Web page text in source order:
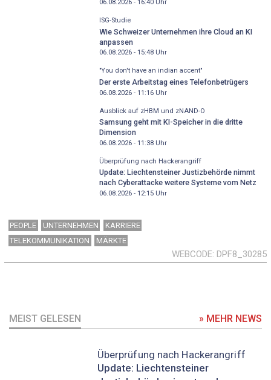
06.08.2026 - 16:40Uhr
ISG-Studie
Wie Schweizer Unternehmen ihre Cloud an KI
anpassen
06.08.2026 - 15:48Uhr
"You don't have an indian accent"
Der erste Arbeitstag eines Telefonbetrügers
06.08.2026 - 11:16Uhr
Ausblick auf zHBM und zNAND-O
Samsung geht mit KI-Speicher in die dritte
Dimension
06.08.2026 - 11:38Uhr
Überprüfung nach Hackerangriff
Update: Liechtensteiner Justizbehörde nimmt
nach Cyberattacke weitere Systeme vom Netz
06.08.2026 - 12:15Uhr
PEOPLE UNTERNEHMEN
KARRIERE
TELEKOMMUNIKATION
MÄRKTE
WEBCODE DPF8_30285
MEIST GELESEN » MEHR NEWS
Überprüfung nach Hackerangriff
Update: Liechtensteiner